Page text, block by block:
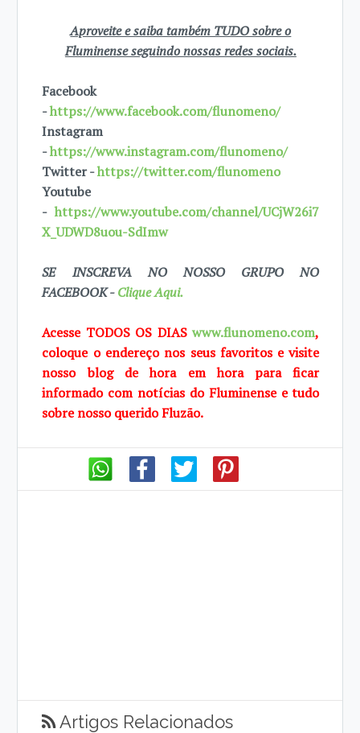
Aproveite e saiba também TUDO sobre o
Fluminense seguindo nossas redes sociais.
Facebook
-https://www.facebook.com/flunomeno/
Instagram
-https://www.instagram.com/flunomeno/
Twitter -https://twitter.com/flunomeno
Youtube
-https://www.youtube.com/channel/UCjW26i7
X_UDWD8uou-SdImw
SE INSCREVA NO NOSSO GRUPO NO
FACEBOOK -Clique Aqui.
Acesse TODOS OS DIASwww.flunomeno.com,
coloque o endereço nos seus favoritos e visite
nosso blog de hora em hora para ficar
informado com notícias do Fluminense e tudo
sobre nosso querido Fluzão.
Artigos Relacionados